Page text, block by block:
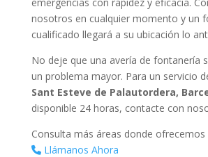
nosotros en cualquier momento y un
cualificado llegará a su ubicación lo
No deje que una avería de fontanería
un problema mayor. Para un servicio
Sant Esteve de Palautordera,
disponible 24 horas, contacte con
Consulta más áreas donde ofrecemos
Llámanos Ahora